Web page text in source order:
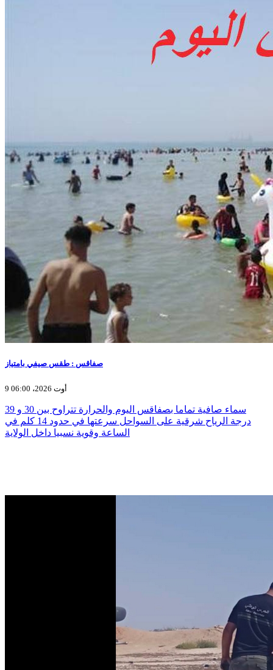
صفاقس : طقس صيفي بامتياز
9 أوت 2026، 06:00
سماء صافية تماما بصفاقس اليوم والحرارة تتراوح بين 30 و 39
درجة الرياح شرقية على السواحل سرعتها في حدود 14 كلم في
الساعة وقوية نسبيا داخل الولاية